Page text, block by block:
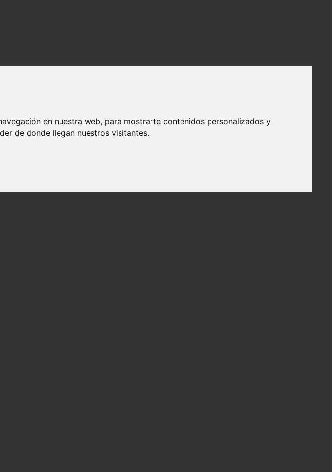
en nuestra web, para mostrarte contenidos personalizados y
de donde llegan nuestros visitantes.